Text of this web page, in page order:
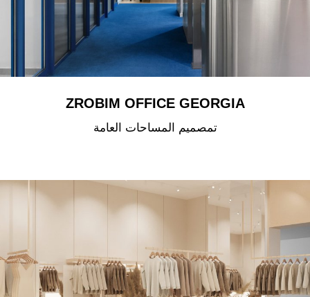
ZROBIM OFFICE GEORGIA
تمصميم المساحات العامة